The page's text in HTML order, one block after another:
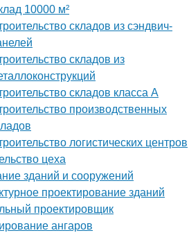
10000 м²
складов из сэндвич-
складов из
складов класса А
производственных
логистических центров
цеха
зданий и сооружений
проектирование зданий
проектировщик
ангаров